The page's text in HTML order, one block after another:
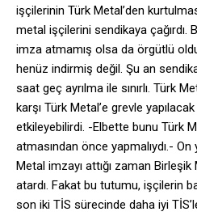
işçilerinin Türk Metal’den
metal işçilerini sendikaya
imza atmamış olsa da örgütlü
henüz indirmiş değil. Şu an
saat geç ayrılma ile sınırlı. Türk
karşı Türk Metal’e grevle
etkileyebilirdi. -Elbette bunu Türk
atmasından önce yapmalıydı.- On
Metal imzayı attığı zaman
atardı. Fakat bu tutumu, işçilerin
son iki TİS sürecinde daha iyi